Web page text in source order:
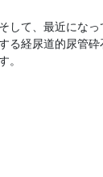
て、最近にな
る経尿道的尿管
。